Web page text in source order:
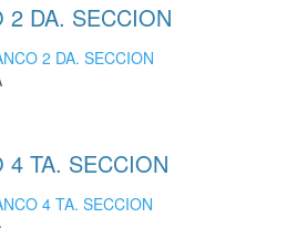
2 DA. SECCION
2 DA. SECCION
4 TA. SECCION
4 TA. SECCION